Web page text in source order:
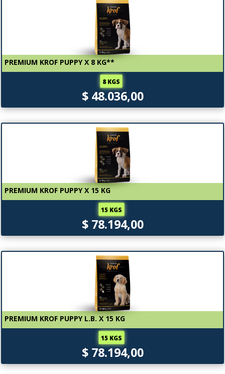
PREMIUM KROF PUPPY X 8 KG**
8 KGS
$ 48.036,00
PREMIUM KROF PUPPY X 15 KG
15 KGS
$ 78.194,00
PREMIUM KROF PUPPY L.B. X 15 KG
15 KGS
$ 78.194,00